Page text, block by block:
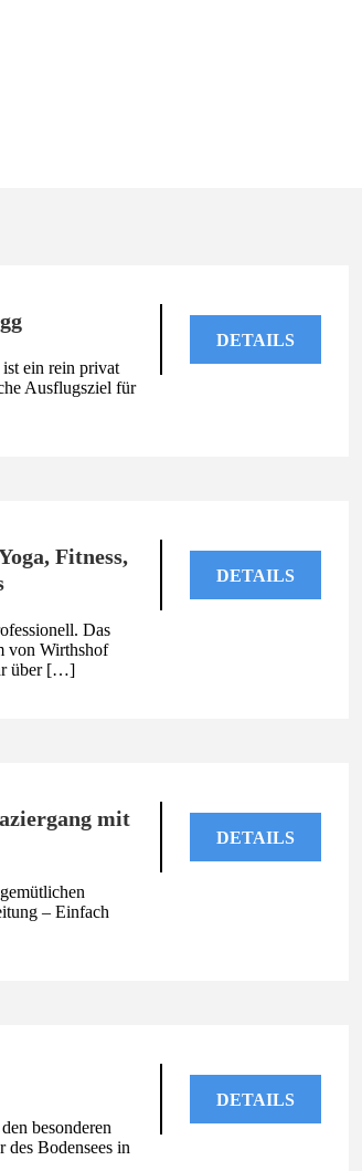
ein rein privat
Ausflugsziel für
DETAILS
Fitness,
Das
von Wirthshof
über […]
DETAILS
mit
– Einfach
DETAILS
besonderen
Bodensees in
DETAILS